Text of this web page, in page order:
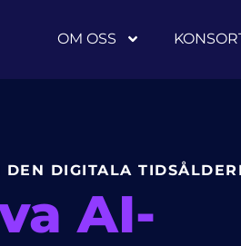
OM OSS
DIGITALA
AI-